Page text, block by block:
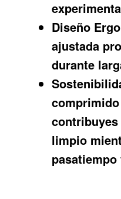
Diseño
ajustada
durante
limpio